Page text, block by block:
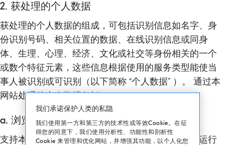
2. 获处理的个人数据
获处理的个人数据的组成，可包括识别信息如名字、身
份识别号码、相关位置的数据、在线识别信息或同身
体、生理、心理、经济、文化或社交等身份相关的一个
或数个特征元素，这些信息根据使用的服务类型能使当
事人被识别或可识别（以下简称 “个人数据” ）。 通过本
网站处理的个人数据包括：
a. 浏览数据
支持本网站运行的信息系统和软件程序，在其正常运行
我们承诺保护人类的私隐
我们使用第一方和第三方的技术性或等效Cookie。在征
得您的同意下，我们使用分析性、功能性和剖析性
Cookie 来管理和优化网站，并增强其功能，以个人化您